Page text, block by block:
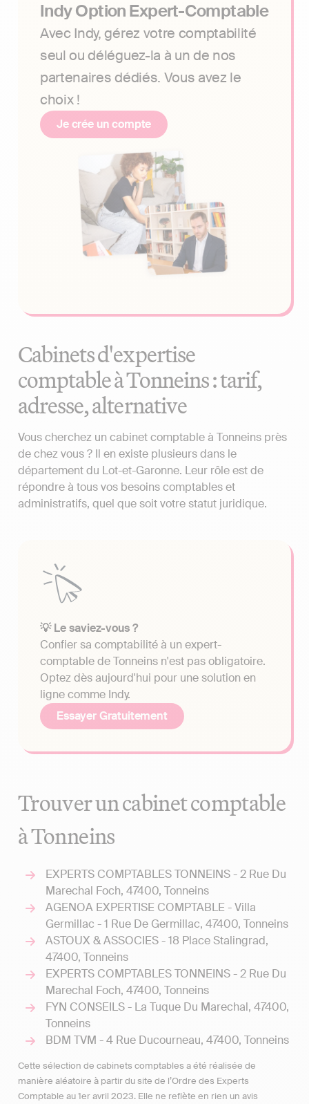
Indy Option Expert-Comptable
Avec Indy, gérez votre comptabilité
seul ou déléguez-la à un de nos
partenaires dédiés. Vous avez le
choix !
Je crée un compte
Cabinets d'expertise
comptable à Tonneins : tarif,
adresse, alternative
Vous cherchez un cabinet comptable à Tonneins près
de chez vous ? Il en existe plusieurs dans le
département du Lot-et-Garonne. Leur rôle est de
répondre à tous vos besoins comptables et
administratifs, quel que soit votre statut juridique.
💡 Le saviez-vous ?
Confier sa comptabilité à un expert-
comptable de Tonneins n'est pas obligatoire.
Optez dès aujourd'hui pour une solution en
ligne comme Indy.
Essayer Gratuitement
Trouver un cabinet comptable
à Tonneins
EXPERTS COMPTABLES TONNEINS - 2 Rue Du
Marechal Foch, 47400, Tonneins
AGENOA EXPERTISE COMPTABLE - Villa
Germillac - 1 Rue De Germillac, 47400, Tonneins
ASTOUX & ASSOCIES - 18 Place Stalingrad,
47400, Tonneins
EXPERTS COMPTABLES TONNEINS - 2 Rue Du
Marechal Foch, 47400, Tonneins
FYN CONSEILS - La Tuque Du Marechal, 47400,
Tonneins
BDM TVM - 4 Rue Ducourneau, 47400, Tonneins
Cette sélection de cabinets comptables a été réalisée de
manière aléatoire à partir du site de l’Ordre des Experts
Comptable au 1er avril 2023. Elle ne reflète en rien un avis